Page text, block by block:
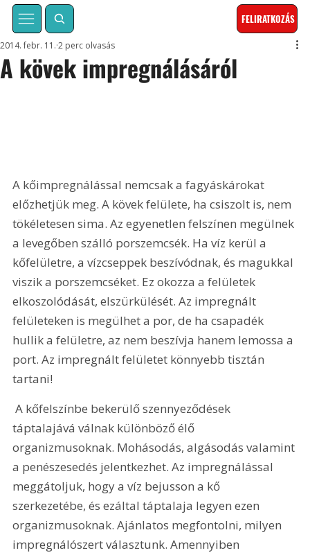
FELIRATKOZÁS
A kövek impregnálásáról
2014. febr. 11. 2 perc olvasás
A kőimpregnálással nemcsak a fagyáskárokat
előzhetjük meg. A kövek felülete, ha csiszolt is, nem
tökéletesen sima. Az egyenetlen felszínen megülnek
a levegőben szálló porszemcsék. Ha víz kerül a
kőfelületre, a vízcseppek beszívódnak, és magukkal
viszik a porszemcséket. Ez okozza a felületek
elkoszolódását, elszürkülését. Az impregnált
felületeken is megülhet a por, de ha csapadék
hullik a felületre, az nem beszívja hanem lemossa a
port. Az impregnált felületet könnyebb tisztán
tartani!
A kőfelszínbe bekerülő szennyeződések
táptalajává válnak különböző élő
organizmusoknak. Mohásodás, algásodás valamint
a penészesedés jelentkezhet. Az impregnálással
meggátoljuk, hogy a víz bejusson a kő
szerkezetébe, és ezáltal táptalaja legyen ezen
organizmusoknak. Ajánlatos megfontolni, milyen
impregnálószert választunk. Amennyiben